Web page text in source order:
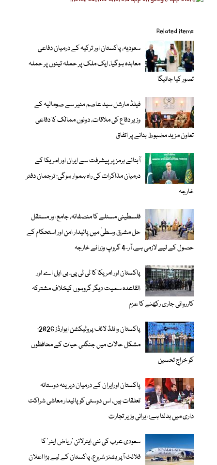
Related items
سعودیہ، پاکستان اور ترکیہ کے درمیان دفاعی
معاہدہ ہوگیا، ایک ملک پر حملہ تینوں پر حملہ
تصور کیا جائیگا
فیلڈ مارشل سید عاصم منیر سے صومالیہ کے
وزیر دفاع کی ملاقات، دونوں ممالک کا دفاعی
تعاون مزید مضبوط بنانے پر اتفاق
آبنائے ہرمز پر پیشرفت سے ایران اور امریکا کے
درمیان مذاکرات کی راہ ہموار ہوگی: ترجمان دفتر
خارجہ
فلسطینی مسئلے کا منصفانہ، جامع اور مستقل
حل مشرق وسطیٰ میں پائیدار امن اور استحکام کے
حصول کے لیے لازمی ہے، آر-4 گروپ وزرائے خارجہ
پاکستان اور امریکا کا ٹی ٹی پی، بی ایل اے اور
القاعدہ سمیت دیگر گروہوں کیخلاف مشترکہ
کارروائی جاری رکھنے کا عزم
پاکستان وائلڈ لائف پروٹیکشن ایوارڈز 2026:
مشکل حالات میں جنگلی حیات کے محافظوں
کو خراجِ تحسین
پاکستان اورایران کے درمیان دیرینہ دوستانہ
تعلقات ہیں، اس دوستی کوپائیدار معاشی شراکت
داری میں بدلنا ہے: ایرانی وزیر تجارت
سعودی عرب کی نئی ایئرلائن ‘ریاض ایئر’ کا
فلائٹ آپریشنز شروع، پاکستان کے لیے بڑا اعلان